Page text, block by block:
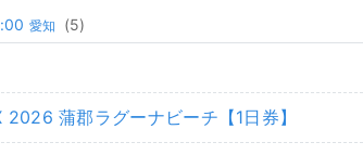
愛知 (5)
2026 蒲郡ラグーナビーチ【1日券】